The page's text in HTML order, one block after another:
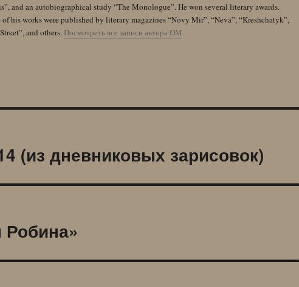
and an autobiographical study “The Monologue”. He won several literary awards.
of his works were published by literary magazines “Novy Mir”, “Neva”, “Kreshchatyk”,
and others. Посмотреть все записи автора DM
(из дневниковых зарисовок)